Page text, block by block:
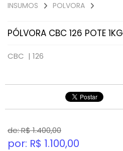
INSUMOS POLVORA
PÓLVORA CBC 126 POTE 1KG
CBC | 126
de: R$1.400,00
por: R$ 1.100,00